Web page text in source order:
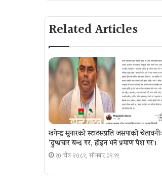
Related Articles
खगेन्द्र सुनारको स्टाटसप्रति जसपाको चेतावनी:
‘दुष्प्रचार बन्द गर, होइन भने प्रमाण पेश गर´।
१० चैत्र २०८१, सोमबार ०९:१९